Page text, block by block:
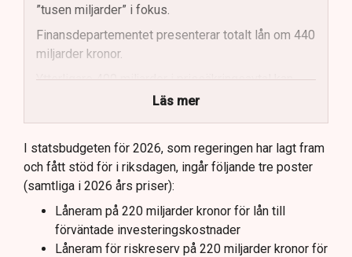
”tusen miljarder” i fokus.
Finansdepartementet presenterar totalt lån om 440
miljarder kronor.
Ytterligare 400 miljarder i prissäkringsavtal kan
påverka statens kostnader.
Totala uppskattade kostnader inkluderar bland
annat möjliga kostnader för slutförvar.
Regeringen och Miljöpartiet har olika syn på
investeringens nödvändighet.
Läs mer
I statsbudgeten för 2026, som regeringen har lagt fram
och fått stöd för i riksdagen, ingår följande tre poster
(samtliga i 2026 års priser):
Låneram på 220 miljarder kronor för lån till
förväntade investeringskostnader
Låneram för riskreserv på 220 miljarder kronor för